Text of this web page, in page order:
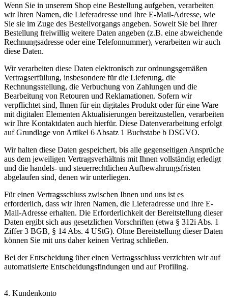
Wenn Sie in unserem Shop eine Bestellung aufgeben, verarbeiten
wir Ihren Namen, die Lieferadresse und Ihre E-Mail-Adresse, wie
Sie sie im Zuge des Bestellvorgangs angeben. Soweit Sie bei Ihrer
Bestellung freiwillig weitere Daten angeben (z.B. eine abweichende
Rechnungsadresse oder eine Telefonnummer), verarbeiten wir auch
diese Daten.
Wir verarbeiten diese Daten elektronisch zur ordnungsgemäßen
Vertragserfüllung, insbesondere für die Lieferung, die
Rechnungsstellung, die Verbuchung von Zahlungen und die
Bearbeitung von Retouren und Reklamationen. Sofern wir
verpflichtet sind, Ihnen für ein digitales Produkt oder für eine Ware
mit digitalen Elementen Aktualisierungen bereitzustellen, verarbeiten
wir Ihre Kontaktdaten auch hierfür. Diese Datenverarbeitung erfolgt
auf Grundlage von Artikel 6 Absatz 1 Buchstabe b DSGVO.
Wir halten diese Daten gespeichert, bis alle gegenseitigen Ansprüche
aus dem jeweiligen Vertragsverhältnis mit Ihnen vollständig erledigt
und die handels- und steuerrechtlichen Aufbewahrungsfristen
abgelaufen sind, denen wir unterliegen.
Für einen Vertragsschluss zwischen Ihnen und uns ist es
erforderlich, dass wir Ihren Namen, die Lieferadresse und Ihre E-
Mail-Adresse erhalten. Die Erforderlichkeit der Bereitstellung dieser
Daten ergibt sich aus gesetzlichen Vorschriften (etwa § 312i Abs. 1
Ziffer 3 BGB, § 14 Abs. 4 UStG). Ohne Bereitstellung dieser Daten
können Sie mit uns daher keinen Vertrag schließen.
Bei der Entscheidung über einen Vertragsschluss verzichten wir auf
automatisierte Entscheidungsfindungen und auf Profiling.
4. Kundenkonto